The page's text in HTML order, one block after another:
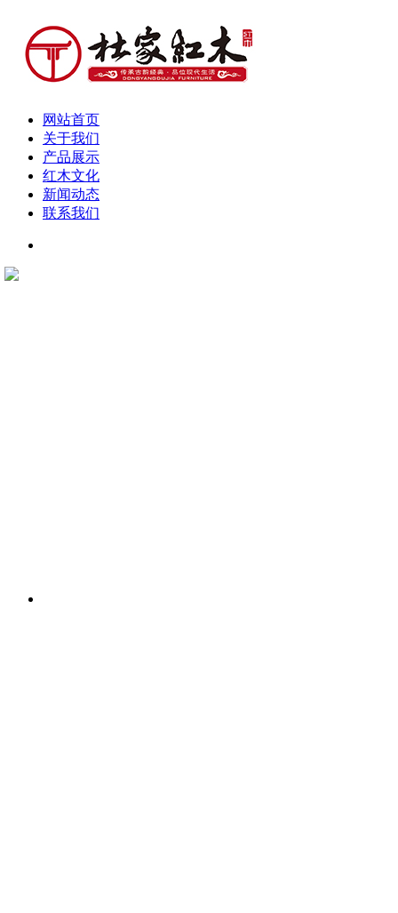
网站首页
关于我们
产品展示
红木文化
新闻动态
联系我们